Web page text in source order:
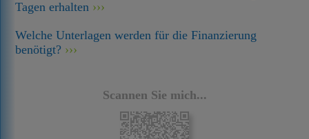
Tagen erhalten
Welche Unterlagen werden für die Finanzierung
benötigt?
Scannen Sie mich...